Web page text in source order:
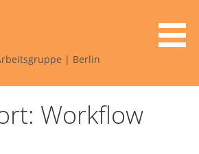
| Berlin
Workflow